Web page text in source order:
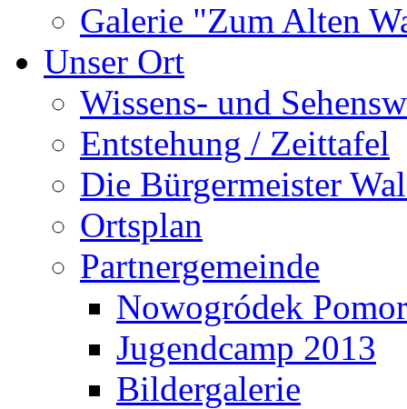
Galerie "Zum Alten
Unser Ort
Wissens- und
Entstehung / Zeittafel
Die Bürgermeister
Ortsplan
Partnergemeinde
Nowogródek
Jugendcamp 2013
Bildergalerie